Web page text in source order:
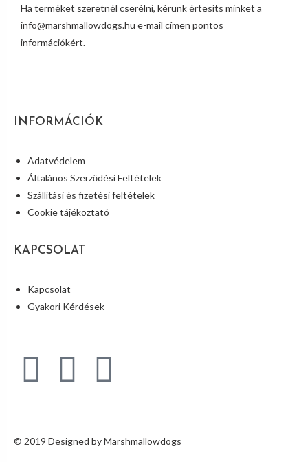
Ha terméket szeretnél cserélni, kérünk értesíts minket a
info@marshmallowdogs.hu e-mail címen pontos
információkért.
INFORMÁCIÓK
Adatvédelem
Általános Szerződési Feltételek
Szállítási és fizetési feltételek
Cookie tájékoztató
KAPCSOLAT
Kapcsolat
Gyakori Kérdések
© 2019 Designed by Marshmallowdogs